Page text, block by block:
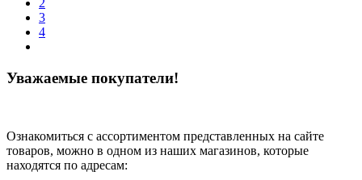
3
4
Уважаемые покупатели!
Ознакомиться с ассортиментом представленных на сайте
товаров, можно в одном из наших магазинов, которые
находятся по адресам: